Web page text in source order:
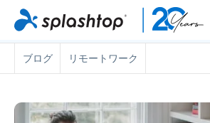
ブログ リモートワーク